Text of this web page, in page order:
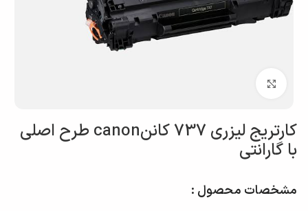
کارتریج لیزری 737 کاننcanon طرح اصلی
با گارانتی
مشخصات محصول :